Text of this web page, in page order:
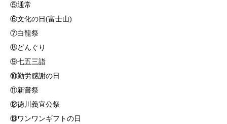
⑤通常
⑥文化の日(富士山)
⑦白龍祭
⑧どんぐり
⑨七五三詣
⑩勤労感謝の日
⑪新嘗祭
⁡⑫徳川義宜公祭
⑬ワンワンギフトの日